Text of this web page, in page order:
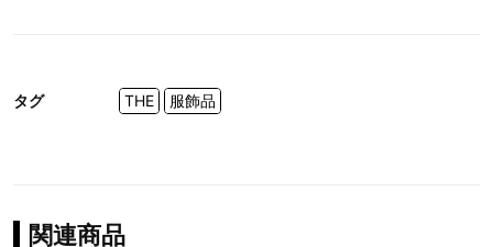
タグ THE 服飾品
関連商品